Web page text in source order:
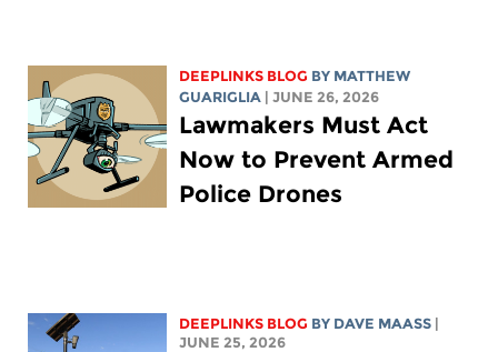
DEEPLINKS BLOG BY MATTHEW
GUARIGLIA | JUNE 26, 2026
Lawmakers Must Act
Now to Prevent Armed
Police Drones
DEEPLINKS BLOG BY DAVE MAASS |
JUNE 25, 2026